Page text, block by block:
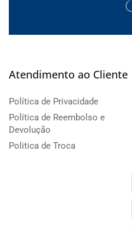
Atendimento ao Cliente
Política de Privacidade
Política de Reembolso e
Devolução
Politica de Troca